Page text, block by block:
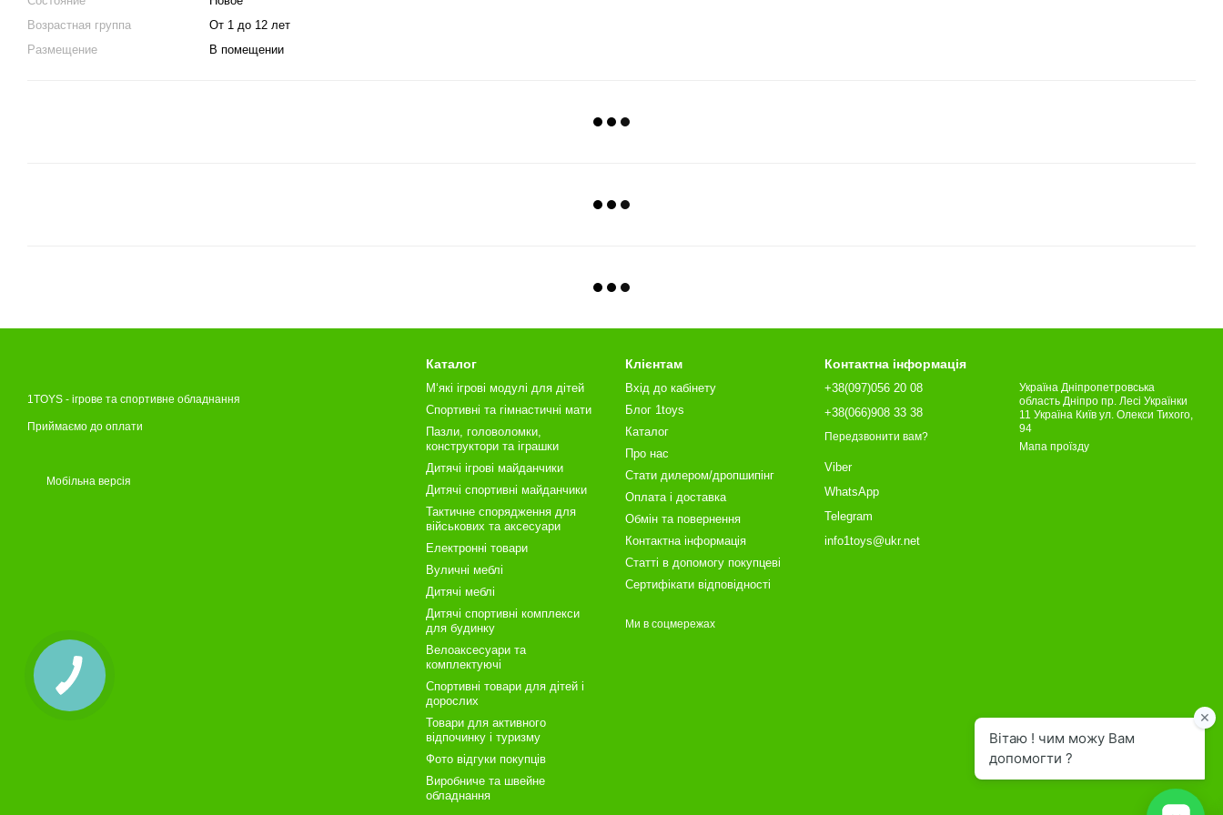
Возрастная группа
От 1 до 12 лет
Размещение
В помещении
1TOYS - ігрове та спортивне обладнання
Приймаємо до оплати
Мобільна версія
Каталог
М‘які ігрові модулі для дітей
Спортивні та гімнастичні мати
Пазли, головоломки,
конструктори та іграшки
Дитячі ігрові майданчики
Дитячі спортивні майданчики
Тактичне спорядження для
військових та аксесуари
Електронні товари
Вуличні меблі
Дитячі меблі
Дитячі спортивні комплекси
для будинку
Велоаксесуари та
комплектуючі
Спортивні товари для дітей і
дорослих
Товари для активного
відпочинку і туризму
Фото відгуки покупців
Виробниче та швейне
обладнання
Клієнтам
Вхід до кабінету
Блог 1toys
Каталог
Про нас
Стати дилером/дропшипінг
Оплата і доставка
Обмін та повернення
Контактна інформація
Статті в допомогу покупцеві
Сертифікати відповідності
Ми в соцмережах
Контактна інформація
+38(097)056 20 08
+38(066)908 33 38
Передзвонити вам?
Viber
WhatsApp
Telegram
info1toys@ukr.net
Україна Дніпропетровська
область Дніпро пр. Лесі Українки
11 Україна Київ ул. Олекси Тихого,
94
Мапа проїзду